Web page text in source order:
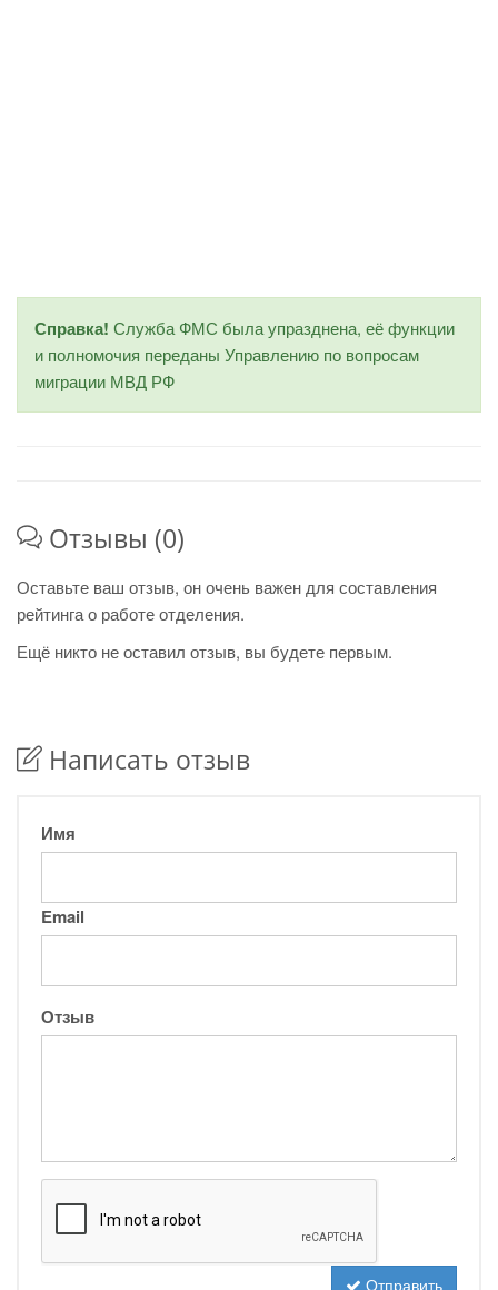
Справка! Служба ФМС была упразднена, её функции
и полномочия переданы Управлению по вопросам
миграции МВД РФ
Отзывы (0)
Оставьте ваш отзыв, он очень важен для составления
рейтинга о работе отделения.
Ещё никто не оставил отзыв, вы будете первым.
Написать отзыв
Имя
Email
Отзыв
Отправить